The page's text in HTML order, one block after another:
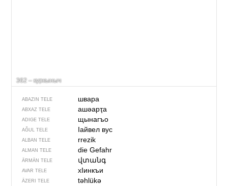
362 – куркыныч
ABAZIN TELE швара
ABXAZ TELE ашәарҭа
ADIGE TELE щынагъо
AĞUL TELE Iайвел вус
ALBAN TELE rrezik
ALMAN TELE die Gefahr
ÄRMÄN TELE վտանգ
AVAR TELE хIинкъи
ÄZERI TELE təhlükə